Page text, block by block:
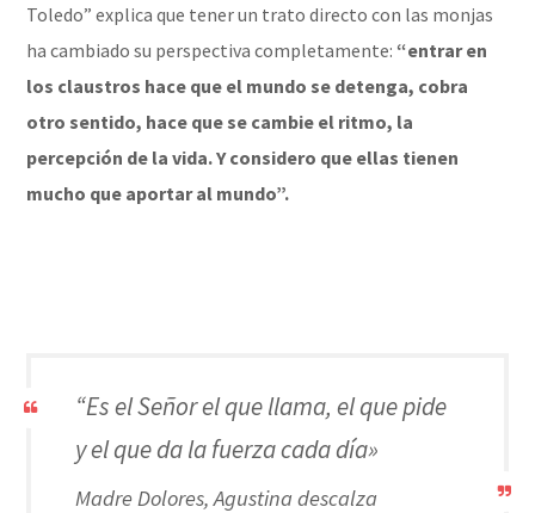
Toledo” explica que tener un trato directo con las monjas
ha cambiado su perspectiva completamente: “entrar en
los claustros hace que el mundo se detenga, cobra
otro sentido, hace que se cambie el ritmo, la
percepción de la vida. Y considero que ellas tienen
mucho que aportar al mundo”.
“Es el Señor el que llama, el que pide
y el que da la fuerza cada día»
Madre Dolores, Agustina descalza